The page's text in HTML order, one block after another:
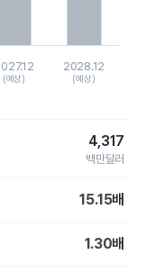
(예상)
2028.12
(예상)
4,317
백만달러
15.15배
1.30배